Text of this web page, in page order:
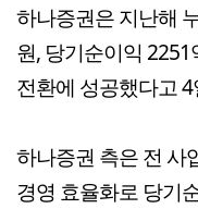
하나증권은 지난해
원, 당기순이익
전환에 성공했다고
하나증권 측은 전 사
경영 효율화로 당기